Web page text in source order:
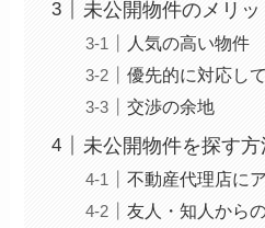
未公開物件のメリッ
人気の高い物件
優先的に対応し
交渉の余地
未公開物件を探す方
不動産代理店に
友人・知人から